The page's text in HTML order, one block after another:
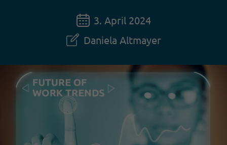
3. April 2024
Daniela Altmayer